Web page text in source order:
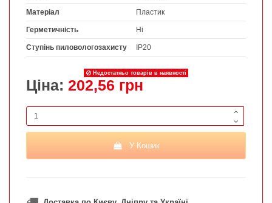
Матеріал Пластик
Герметичність Ні
Ступінь пиловологозахисту IP20
Недостатньо товарів в наявності
Ціна: 202,56 грн
У Кошик